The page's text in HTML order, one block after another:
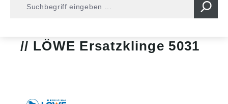
LÖWE Ersatzklinge 5031